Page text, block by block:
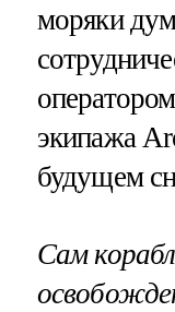
моряки
экипажа
будущем
Сам